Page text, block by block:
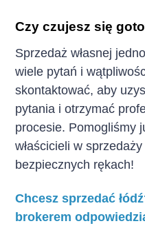
Czy czujesz się
Sprzedaż własnej
wiele pytań i
skontaktować, aby
pytania i otrzymać
procesie. Pomogliśmy
właścicieli w
bezpiecznych rękach!
Chcesz sprzedać
brokerem